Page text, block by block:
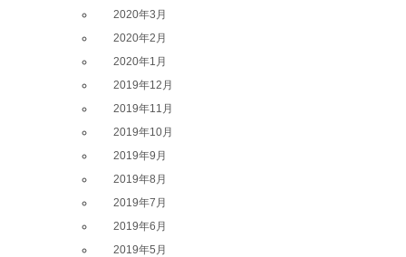
2020年3月
2020年2月
2020年1月
2019年12月
2019年11月
2019年10月
2019年9月
2019年8月
2019年7月
2019年6月
2019年5月